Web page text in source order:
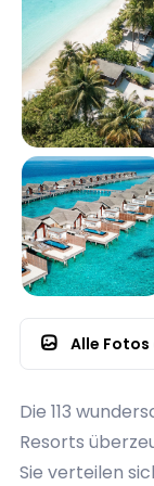
Alle
Die 113
Resorts
Sie verteilen